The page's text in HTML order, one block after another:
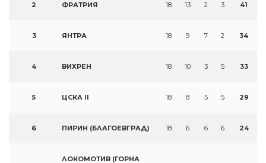
2 ФРАТРИЯ 18 13 2 3 41
3 ЯНТРА 18 9 7 2 34
4 ВИХРЕН 18 10 3 5 33
5 ЦСКА II 18 8 5 5 29
6 ПИРИН (БЛАГОЕВГРАД) 18 6 6 6 24
ЛОКОМОТИВ (ГОРНА